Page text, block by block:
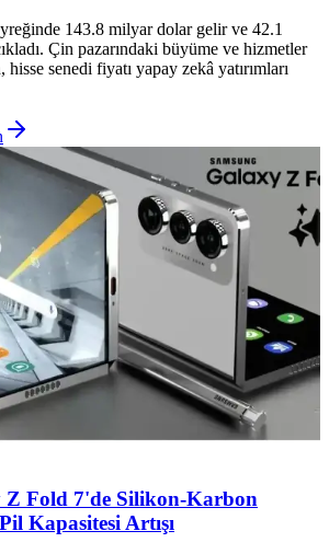
143.8 milyar dolar gelir ve 42.1
Çin pazarındaki büyüme ve hizmetler
senedi fiyatı yapay zekâ yatırımları
Z Fold 7'de Silikon-Karbon
Kapasitesi Artışı